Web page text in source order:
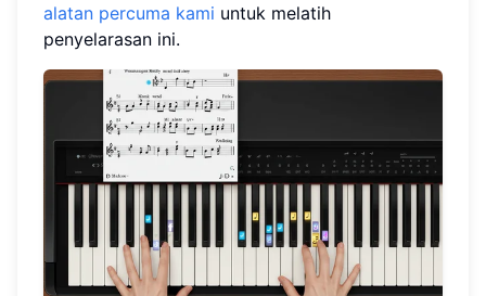
alatan percuma kami untuk melatih
penyelarasan ini.